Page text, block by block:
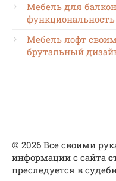
Мебель для
функциональность
Мебель лофт
брутальный
© 2026 Все своими
информации с сайта
преследуется в